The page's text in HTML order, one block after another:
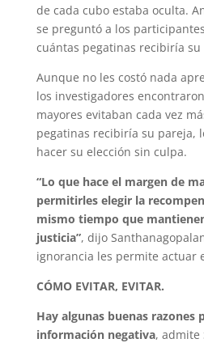
de cada cubo estaba oculta.
se preguntó a los
cuántas pegatinas recibiría su
Aunque no les costó nada
los investigadores
mayores evitaban cada vez
pegatinas recibiría su pareja,
hacer su elección sin culpa.
“Lo que hace el margen de
permitirles elegir la
mismo tiempo que
justicia”, dijo
ignorancia les permite actuar
CÓMO EVITAR, EVITAR.
Hay algunas buenas razones
información negativa, admite